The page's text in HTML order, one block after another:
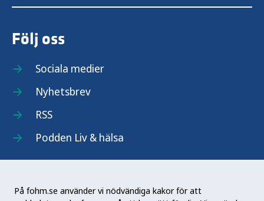
På fohm.se använder vi nödvändiga kakor för att
Följ oss
Sociala medier
Nyhetsbrev
RSS
Podden Liv & hälsa